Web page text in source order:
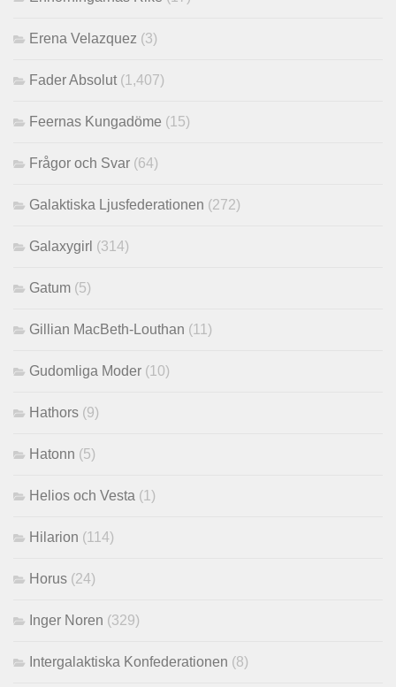
Erena Velazquez (3)
Fader Absolut (1,407)
Feernas Kungadöme (15)
Frågor och Svar (64)
Galaktiska Ljusfederationen (272)
Galaxygirl (314)
Gatum (5)
Gillian MacBeth-Louthan (11)
Gudomliga Moder (10)
Hathors (9)
Hatonn (5)
Helios och Vesta (1)
Hilarion (114)
Horus (24)
Inger Noren (329)
Intergalaktiska Konfederationen (8)